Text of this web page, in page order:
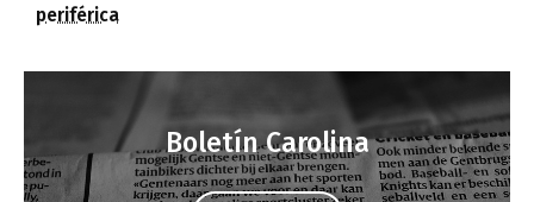
periférica
Boletín Carolina